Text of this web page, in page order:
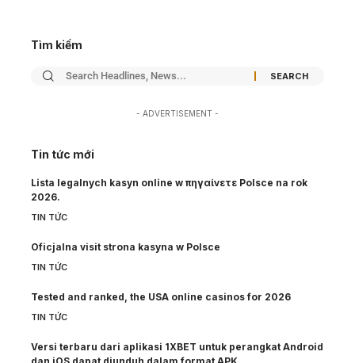
Tìm kiếm
- ADVERTISEMENT -
Tin tức mới
Lista legalnych kasyn online w πηγαίνετε Polsce na rok
2026.
TIN TỨC
Oficjalna visit strona kasyna w Polsce
TIN TỨC
Tested and ranked, the USA online casinos for 2026
TIN TỨC
Versi terbaru dari aplikasi 1XBET untuk perangkat Android